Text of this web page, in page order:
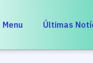
Menu Últimas